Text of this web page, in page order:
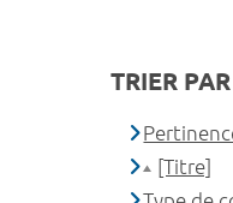
TRIER
[Titre]